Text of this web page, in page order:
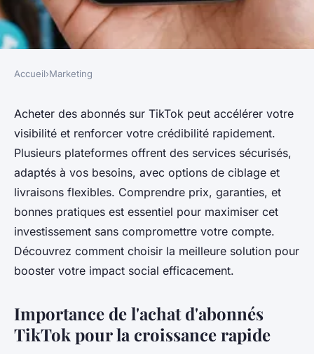
Acheter des abonnés sur
tiktok : propulsez votre impact
social !
Sandro•28 septembre 2025•5 min de lecture
Accueil›Marketing
Acheter des abonnés sur TikTok peut accélérer votre
visibilité et renforcer votre crédibilité rapidement.
Plusieurs plateformes offrent des services sécurisés,
adaptés à vos besoins, avec options de ciblage et
livraisons flexibles. Comprendre prix, garanties, et
bonnes pratiques est essentiel pour maximiser cet
investissement sans compromettre votre compte.
Découvrez comment choisir la meilleure solution pour
booster votre impact social efficacement.
Importance de l'achat d'abonnés
TikTok pour la croissance rapide